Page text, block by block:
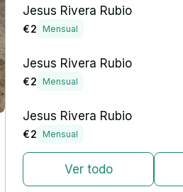
Jesus Rivera Rubio
€ 2 Mensual
Jesus Rivera Rubio
€ 2 Mensual
Jesus Rivera Rubio
€ 2 Mensual
Ver todo